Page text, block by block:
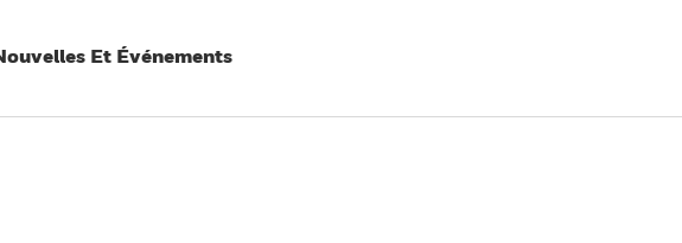
Et Événements